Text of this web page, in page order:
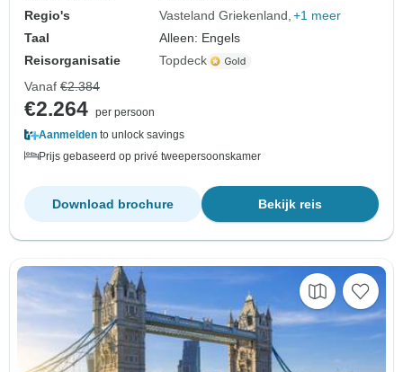
Regio's
Vasteland Griekenland +1 meer
Taal
Alleen: Engels
Reisorganisatie
Topdeck
Vanaf €2.384
€2.264 per persoon
Aanmelden to unlock savings
Prijs gebaseerd op privé tweepersoonskamer
Bekijk reis
Download brochure